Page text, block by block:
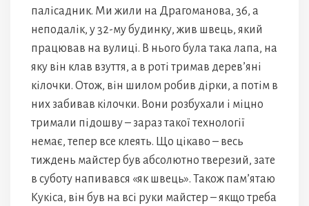
палісадник. Ми жили на Драгоманова, 36, а
неподалік, у 32-му будинку, жив швець, який
працював на вулиці. В нього була така лапа, на
яку він клав взуття, а в роті тримав дерев’яні
кілочки. Отож, він шилом робив дірки, а потім в
них забивав кілочки. Вони розбухали і міцно
тримали підошву – зараз такої технології
немає, тепер все клеять. Що цікаво – весь
тиждень майстер був абсолютно тверезий, зате
в суботу напивався «як швець». Також пам’ятаю
Кукіса, він був на всі руки майстер – якщо треба